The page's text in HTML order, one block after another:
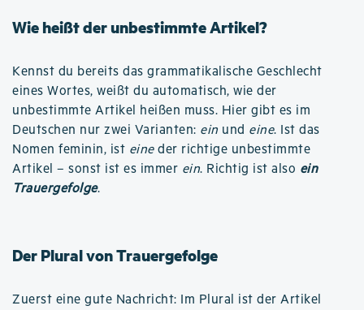
Wie heißt der unbestimmte Artikel?
Kennst du bereits das grammatikalische Geschlecht
eines Wortes, weißt du automatisch, wie der
unbestimmte Artikel heißen muss. Hier gibt es im
Deutschen nur zwei Varianten: ein und eine. Ist das
Nomen feminin, ist eineder richtige unbestimmte
Artikel – sonst ist es immer ein. Richtig ist also ein
Trauergefolge.
Der Plural von Trauergefolge
Zuerst eine gute Nachricht: Im Plural ist der Artikel